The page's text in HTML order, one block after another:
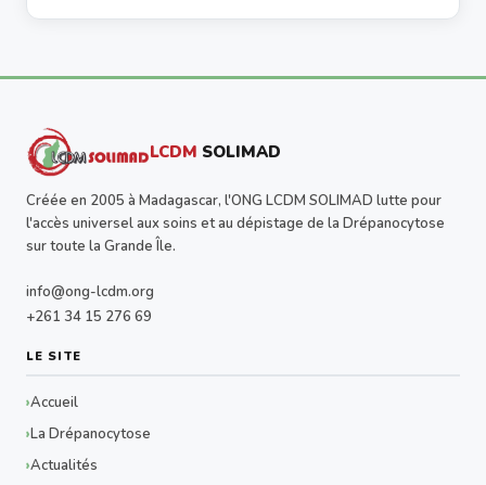
LCDM SOLIMAD
Créée en 2005 à Madagascar, l'ONG LCDM SOLIMAD lutte pour
l'accès universel aux soins et au dépistage de la Drépanocytose
sur toute la Grande Île.
info@ong-lcdm.org
+261 34 15 276 69
LE SITE
Accueil
La Drépanocytose
Actualités